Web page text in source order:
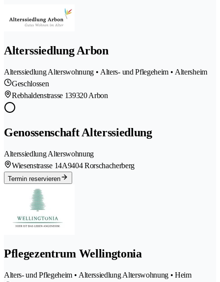
Alterssiedlung Arbon
Alterssiedlung Alterswohnung • Alters- und Pflegeheim • Altersheim
Geschlossen
Rebhaldenstrasse 139320 Arbon
Genossenschaft Alterssiedlung
Alterssiedlung Alterswohnung
Wiesenstrasse 14A9404 Rorschacherberg
Termin reservieren
Pflegezentrum Wellingtonia
Alters- und Pflegeheim • Alterssiedlung Alterswohnung • Heim